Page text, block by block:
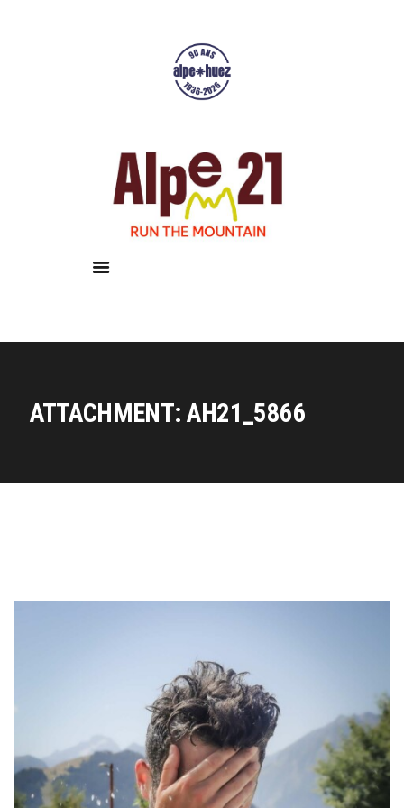
ATTACHMENT: AH21_5866
Résultats
Galerie
Infos pratiques